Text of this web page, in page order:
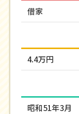
借家
4.4万円
昭和51年3月